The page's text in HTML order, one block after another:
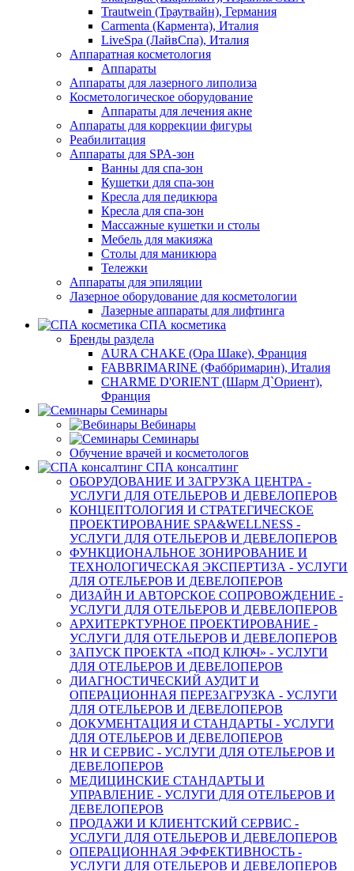
Trautwein (Траутвайн), Германия
Carmenta (Кармента), Италия
LiveSpa (ЛайвСпа), Италия
Аппаратная косметология
Аппараты
Аппараты для лазерного липолиза
Косметологическое оборудование
Аппараты для лечения акне
Аппараты для коррекции фигуры
Реабилитация
Аппараты для SPA-зон
Ванны для спа-зон
Кушетки для спа-зон
Кресла для педикюра
Кресла для спа-зон
Массажные кушетки и столы
Мебель для макияжа
Столы для маникюра
Тележки
Аппараты для эпиляции
Лазерное оборудование для косметологии
Лазерные аппараты для лифтинга
СПА косметика
Бренды раздела
AURA CHAKE (Ора Шаке), Франция
FABBRIMARINE (Фаббримарин), Италия
CHARME D'ORIENT (Шарм Д`Ориент),
Франция
Семинары
Вебинары
Семинары
Обучение врачей и косметологов
СПА консалтинг
ОБОРУДОВАНИЕ И ЗАГРУЗКА ЦЕНТРА -
УСЛУГИ ДЛЯ ОТЕЛЬЕРОВ И ДЕВЕЛОПЕРОВ
КОНЦЕПТОЛОГИЯ И СТРАТЕГИЧЕСКОЕ
ПРОЕКТИРОВАНИЕ SPA&WELLNESS -
УСЛУГИ ДЛЯ ОТЕЛЬЕРОВ И ДЕВЕЛОПЕРОВ
ФУНКЦИОНАЛЬНОЕ ЗОНИРОВАНИЕ И
ТЕХНОЛОГИЧЕСКАЯ ЭКСПЕРТИЗА - УСЛУГИ
ДЛЯ ОТЕЛЬЕРОВ И ДЕВЕЛОПЕРОВ
ДИЗАЙН И АВТОРСКОЕ СОПРОВОЖДЕНИЕ -
УСЛУГИ ДЛЯ ОТЕЛЬЕРОВ И ДЕВЕЛОПЕРОВ
АРХИТЕРКТУРНОЕ ПРОЕКТИРОВАНИЕ -
УСЛУГИ ДЛЯ ОТЕЛЬЕРОВ И ДЕВЕЛОПЕРОВ
ЗАПУСК ПРОЕКТА «ПОД КЛЮЧ» - УСЛУГИ
ДЛЯ ОТЕЛЬЕРОВ И ДЕВЕЛОПЕРОВ
ДИАГНОСТИЧЕСКИЙ АУДИТ И
ОПЕРАЦИОННАЯ ПЕРЕЗАГРУЗКА - УСЛУГИ
ДЛЯ ОТЕЛЬЕРОВ И ДЕВЕЛОПЕРОВ
ДОКУМЕНТАЦИЯ И СТАНДАРТЫ - УСЛУГИ
ДЛЯ ОТЕЛЬЕРОВ И ДЕВЕЛОПЕРОВ
HR И СЕРВИС - УСЛУГИ ДЛЯ ОТЕЛЬЕРОВ И
ДЕВЕЛОПЕРОВ
МЕДИЦИНСКИЕ СТАНДАРТЫ И
УПРАВЛЕНИЕ - УСЛУГИ ДЛЯ ОТЕЛЬЕРОВ И
ДЕВЕЛОПЕРОВ
ПРОДАЖИ И КЛИЕНТСКИЙ СЕРВИС -
УСЛУГИ ДЛЯ ОТЕЛЬЕРОВ И ДЕВЕЛОПЕРОВ
ОПЕРАЦИОННАЯ ЭФФЕКТИВНОСТЬ -
УСЛУГИ ДЛЯ ОТЕЛЬЕРОВ И ДЕВЕЛОПЕРОВ